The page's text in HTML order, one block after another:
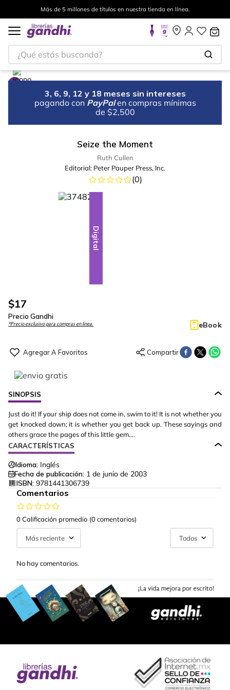
Más de 5 millones de títulos en nuestra tienda en línea.
¿Qué estás buscando?
3, 6, 9, 12 y 18 meses sin intereses
pagando con PayPal en compras mínimas
de $2,500
Seize the Moment
Ruth Cullen
Editorial: Peter Pauper Press, Inc.
(0)
Digital
$17
Precio Gandhi
*Precio exclusivo para compras en línea. eBook
SINOPSIS
Just do it! If your ship does not come in, swim to it! It is not whether you
get knocked down; it is whether you get back up. These sayings and
others grace the pages of this little gem....
CARACTERÍSTICAS
Idioma: Inglés
Fecha de publicación: 1 de junio de 2003
ISBN: 9781441306739
Comentarios
0 Calificación promedio (0 comentarios)
Más reciente Todos
No hay comentarios.